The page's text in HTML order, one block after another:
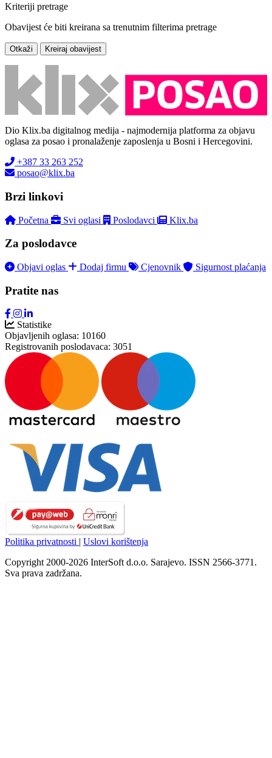
Kriteriji pretrage
Obavijest će biti kreirana sa trenutnim filterima pretrage
Otkaži Kreiraj obavijest
Dio Klix.ba digitalnog medija - najmodernija platforma za objavu
oglasa za posao i pronalaženje zaposlenja u Bosni i Hercegovini.
+387 33 263 252
posao@klix.ba
Brzi linkovi
Početna Svi oglasi Poslodavci Klix.ba
Za poslodavce
Objavi oglas Dodaj firmu Cjenovnik Sigurnost plaćanja
Pratite nas
Statistike
Objavljenih oglasa: 10160
Registrovanih poslodavaca: 3051
Politika privatnosti
Uslovi korištenja
Copyright 2000-2026 InterSoft d.o.o. Sarajevo. ISSN 2566-3771.
Sva prava zadržana.